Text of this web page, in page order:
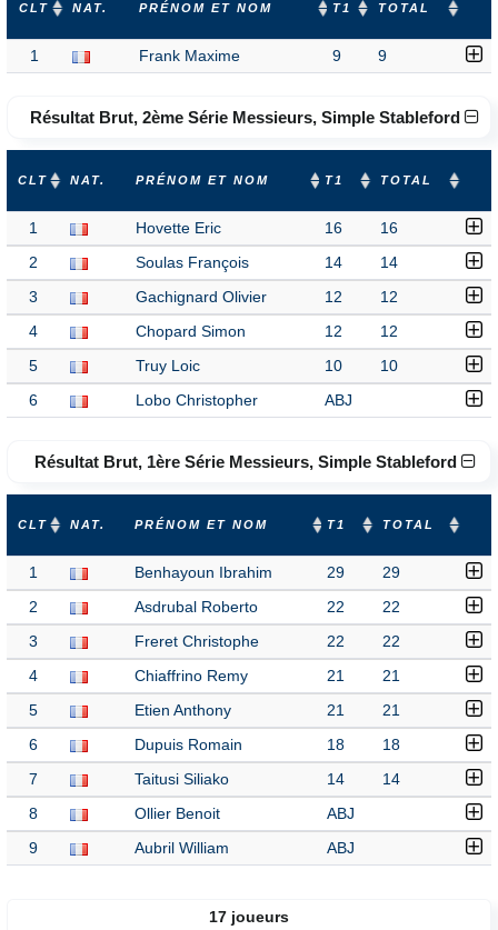
CLT NAT. PRÉNOM ET NOM T1 TOTAL
1 Frank Maxime 9 9
Résultat Brut, 2ème Série Messieurs, Simple Stableford
CLT NAT. PRÉNOM ET NOM T1 TOTAL
1 Hovette Eric 16 16
2 Soulas François 14 14
3 Gachignard Olivier 12 12
4 Chopard Simon 12 12
5 Truy Loic 10 10
6 Lobo Christopher ABJ
Résultat Brut, 1ère Série Messieurs, Simple Stableford
CLT NAT. PRÉNOM ET NOM T1 TOTAL
1 Benhayoun Ibrahim 29 29
2 Asdrubal Roberto 22 22
3 Freret Christophe 22 22
4 Chiaffrino Remy 21 21
5 Etien Anthony 21 21
6 Dupuis Romain 18 18
7 Taitusi Siliako 14 14
8 Ollier Benoit ABJ
9 Aubril William ABJ
17 joueurs